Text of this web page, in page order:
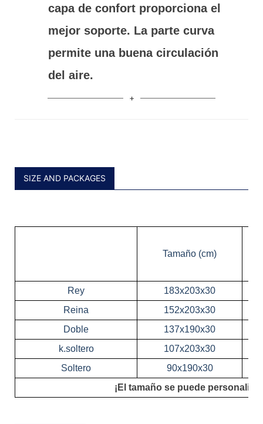
capa de confort proporciona el
mejor soporte. La parte curva
permite una buena circulación
del aire.
SIZE AND PACKAGES
Tamaño (cm)
Rey
183x203x30
Reina
152x203x30
Doble
137x190x30
k.soltero
107x203x30
Soltero
90x190x30
¡El tamaño se puede